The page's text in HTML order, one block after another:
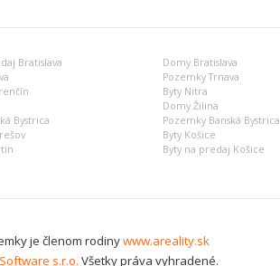
Bratislava Domy Bratislava
Pozemky Trnava
Byty Nitra
Domy Žilina
Bystrica Pozemky Banská Bystrica
Byty Košice
Byty na predaj Košice
je členom rodinywww.areality.sk
s.r.o. Všetky práva vyhradené.